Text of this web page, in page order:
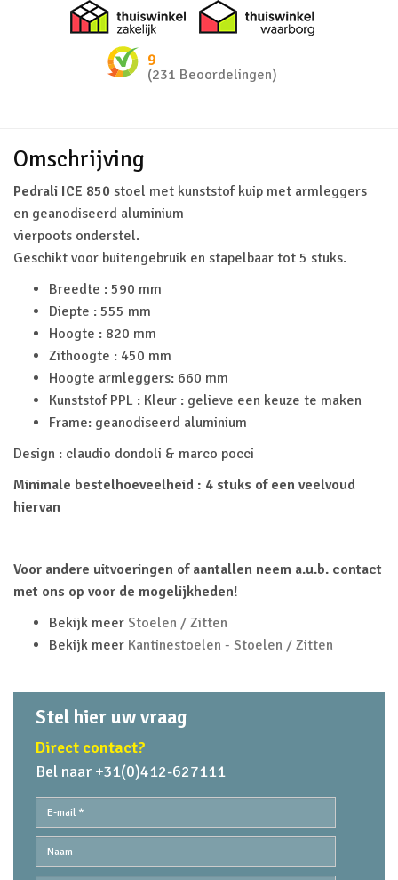
Thuiswinkel zakelijk
9
(231 Beoordelingen)
Omschrijving
Pedrali ICE 850 stoel met kunststof kuip met armleggers
en geanodiseerd aluminium
vierpoots onderstel.
Geschikt voor buitengebruik en stapelbaar tot 5 stuks.
Breedte : 590 mm
Diepte : 555 mm
Hoogte : 820 mm
Zithoogte : 450 mm
Hoogte armleggers: 660 mm
Kunststof PPL : Kleur : gelieve een keuze te maken
Frame: geanodiseerd aluminium
Design : claudio dondoli & marco pocci
Minimale bestelhoeveelheid : 4 stuks of een veelvoud
hiervan
Voor andere uitvoeringen of aantallen neem a.u.b. contact
met ons op voor de mogelijkheden!
Bekijk meer Stoelen / Zitten
Bekijk meer Kantinestoelen - Stoelen / Zitten
Stel hier uw vraag
Direct contact?
Bel naar +31(0)412-627111